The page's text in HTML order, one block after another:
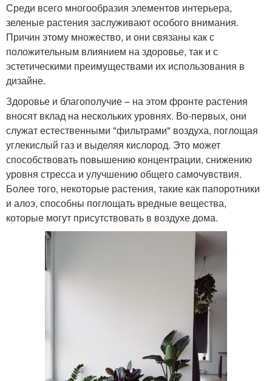
Среди всего многообразия элементов интерьера,
зеленые растения заслуживают особого внимания.
Причин этому множество, и они связаны как с
положительным влиянием на здоровье, так и с
эстетическими преимуществами их использования в
дизайне.
Здоровье и благополучие – на этом фронте растения
вносят вклад на нескольких уровнях. Во-первых, они
служат естественными "фильтрами" воздуха, поглощая
углекислый газ и выделяя кислород. Это может
способствовать повышению концентрации, снижению
уровня стресса и улучшению общего самочувствия.
Более того, некоторые растения, такие как папоротники
и алоэ, способны поглощать вредные вещества,
которые могут присутствовать в воздухе дома.